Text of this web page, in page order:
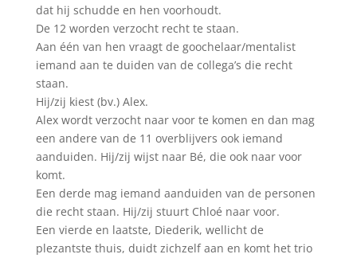
dat hij schudde en hen voorhoudt.
De 12 worden verzocht recht te staan.
Aan één van hen vraagt de goochelaar/mentalist
iemand aan te duiden van de collega’s die recht
staan.
Hij/zij kiest (bv.) Alex.
Alex wordt verzocht naar voor te komen en dan mag
een andere van de 11 overblijvers ook iemand
aanduiden. Hij/zij wijst naar Bé, die ook naar voor
komt.
Een derde mag iemand aanduiden van de personen
die recht staan. Hij/zij stuurt Chloé naar voor.
Een vierde en laatste, Diederik, wellicht de
plezantste thuis, duidt zichzelf aan en komt het trio